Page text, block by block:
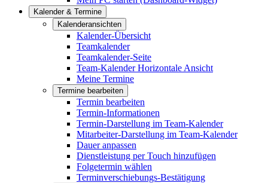
Kalender & Termine
Kalenderansichten
Kalender-Übersicht
Teamkalender
Teamkalender-Seite
Team-Kalender Horizontale Ansicht
Meine Termine
Termine bearbeiten
Termin bearbeiten
Termin-Informationen
Termin-Darstellung im Team-Kalender
Mitarbeiter-Darstellung im Team-Kalender
Dauer anpassen
Dienstleistung per Touch hinzufügen
Folgetermin wählen
Terminverschiebungs-Bestätigung